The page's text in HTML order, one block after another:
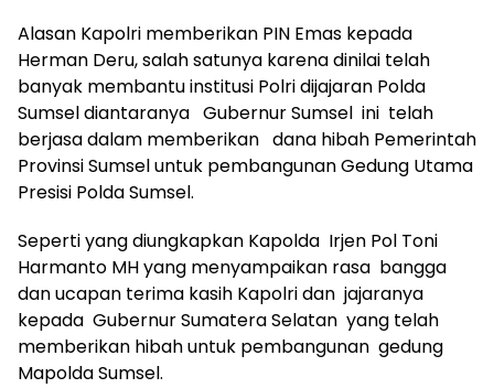
Alasan Kapolri memberikan PIN Emas kepada
Herman Deru, salah satunya karena dinilai telah
banyak membantu institusi Polri dijajaran Polda
Sumsel diantaranya Gubernur Sumsel ini telah
berjasa dalam memberikan dana hibah Pemerintah
Provinsi Sumsel untuk pembangunan Gedung Utama
Presisi Polda Sumsel.
Seperti yang diungkapkan Kapolda Irjen Pol Toni
Harmanto MH yang menyampaikan rasa bangga
dan ucapan terima kasih Kapolri dan jajaranya
kepada Gubernur Sumatera Selatan yang telah
memberikan hibah untuk pembangunan gedung
Mapolda Sumsel.